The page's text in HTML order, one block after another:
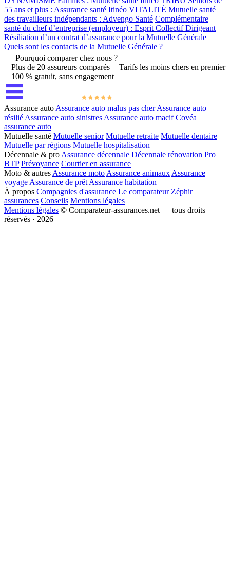
55 ans et plus : Assurance santé Itinéo VITALITÉ Mutuelle santé
des travailleurs indépendants : Advengo Santé Complémentaire
santé du chef d’entreprise (employeur) : Esprit Collectif Dirigeant
Résiliation d’un contrat d’assurance pour la Mutuelle Générale
Quels sont les contacts de la Mutuelle Générale ?
Pourquoi comparer chez nous ?
Plus de 20 assureurs comparés
Tarifs les moins chers en premier
100 % gratuit, sans engagement
Assurance auto Assurance auto malus pas cher Assurance auto
résilié Assurance auto sinistres Assurance auto macif Covéa
assurance auto
Mutuelle santé Mutuelle senior Mutuelle retraite Mutuelle dentaire
Mutuelle par régions Mutuelle hospitalisation
Décennale & pro Assurance décennale Décennale rénovation Pro
BTP Prévoyance Courtier en assurance
Moto & autres Assurance moto Assurance animaux Assurance
voyage Assurance de prêt Assurance habitation
À propos Compagnies d'assurance Le comparateur Zéphir
assurances Conseils Mentions légales
Mentions légales © Comparateur-assurances.net — tous droits
réservés · 2026